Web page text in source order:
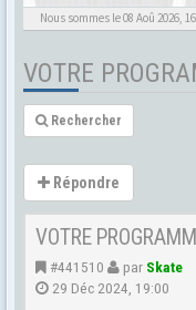
Nous sommes le 08 Aoû 2026,
VOTRE
Rechercher
Répondre
VOTRE
#441510 par Skate
29 Déc 2024, 19:00